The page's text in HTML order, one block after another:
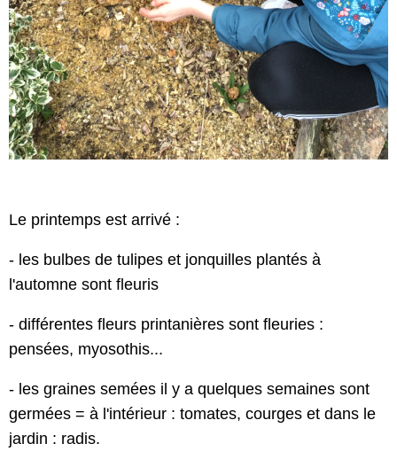
Le printemps est arrivé :
- les bulbes de tulipes et jonquilles plantés à
l'automne sont fleuris
- différentes fleurs printanières sont fleuries :
pensées, myosothis...
- les graines semées il y a quelques semaines sont
germées = à l'intérieur : tomates, courges et dans le
jardin : radis.